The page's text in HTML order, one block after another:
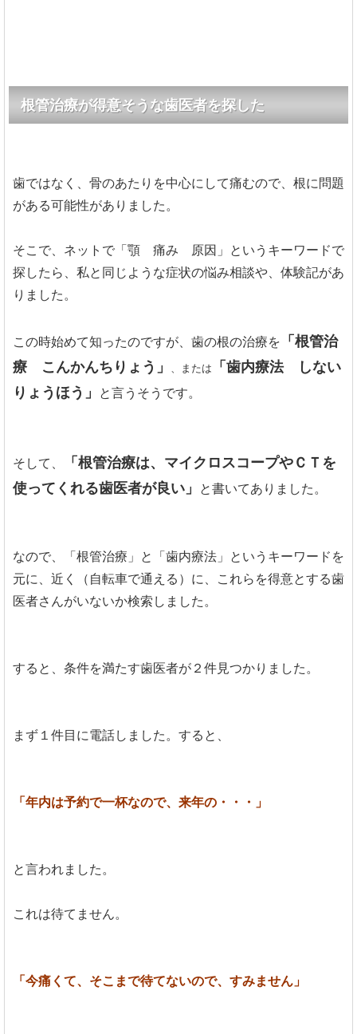
根管治療が得意そうな歯医者を探した
歯ではなく、骨のあたりを中心にして痛むので、根に問題
がある可能性がありました。
そこで、ネットで「顎 痛み 原因」というキーワードで
探したら、私と同じような症状の悩み相談や、体験記があ
りました。
この時始めて知ったのですが、歯の根の治療を 「根管治
療 こんかんちりょう」
、または
「歯内療法 しない
りょうほう」
と言うそうです。
そして、
「根管治療は、マイクロスコープやＣＴを
使ってくれる歯医者が良い」
と書いてありました。
なので、「根管治療」と「歯内療法」というキーワードを
元に、近く（自転車で通える）に、これらを得意とする歯
医者さんがいないか検索しました。
すると、条件を満たす歯医者が２件見つかりました。
まず１件目に電話しました。すると、
「年内は予約で一杯なので、来年の・・・」
と言われました。
これは待てません。
「今痛くて、そこまで待てないので、すみません」